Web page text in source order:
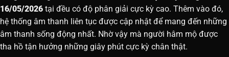
16/05/2026 tại đều có độ phân giải cực kỳ cao. Thêm vào đó,
hệ thống âm thanh liên tục được cập nhật để mang đến những
âm thanh sống động nhất. Nhờ vậy mà người hâm mộ được
tha hồ tận hưởng những giây phút cực kỳ chân thật.